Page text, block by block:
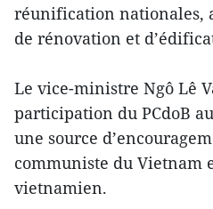
réunification nationales,
de rénovation et
Le vice-ministre Ngô Lê
participation du PCdoB
une source
communiste du Vietnam
vietnamien.